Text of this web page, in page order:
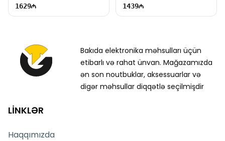
1629 1439
Bakıda elektronika məhsulları üçün
etibarlı və rahat ünvan. Mağazamızda
ən son noutbuklar, aksessuarlar və
digər məhsullar diqqətlə seçilmişdir
LİNKLƏR
Haqqımızda